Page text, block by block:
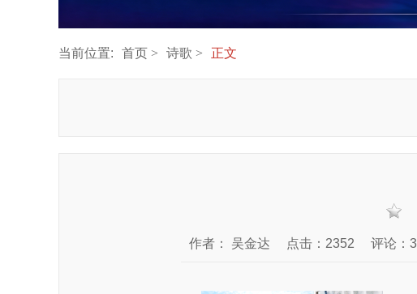
当前位置: 首页 诗歌 正文
作者： 吴金达 点击：2352 评论：3